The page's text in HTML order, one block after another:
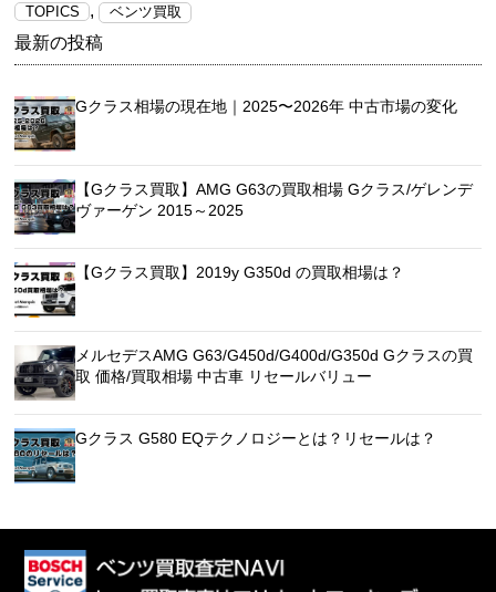
TOPICS , ベンツ買取
最新の投稿
Gクラス相場の現在地｜2025〜2026年 中古市場の変化
【Gクラス買取】AMG G63の買取相場 Gクラス/ゲレンデ
ヴァーゲン 2015～2025
【Gクラス買取】2019y G350d の買取相場は？
メルセデスAMG G63/G450d/G400d/G350d Gクラスの買
取 価格/買取相場 中古車 リセールバリュー
Gクラス G580 EQテクノロジーとは？リセールは？